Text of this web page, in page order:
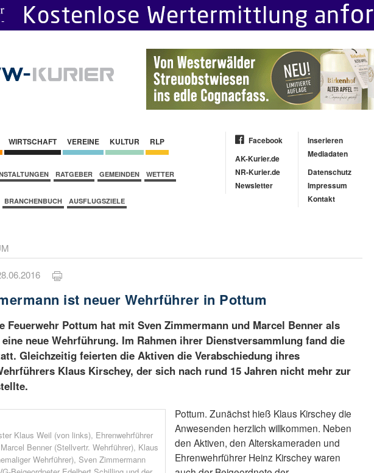
WIRTSCHAFT VEREINE KULTUR RLP
RATGEBER GEMEINDEN WETTER
BRANCHENBUCH AUSFLUGSZIELE
Facebook
AK-Kurier.de
NR-Kurier.de
Newsletter
Inserieren
Mediadaten
Datenschutz
Impressum
Kontakt
ist neuer Wehrführer in Pottum
Feuerwehr Pottum hat mit Sven Zimmermann und Marcel Benner als
neue Wehrführung. Im Rahmen ihrer Dienstversammlung fand die
Gleichzeitig feierten die Aktiven die Verabschiedung ihres
Klaus Kirschey, der sich nach rund 15 Jahren nicht mehr zur
Klaus Weil (von links), Ehrenwehrführer
Benner (Stellvertr. Wehrführer), Klaus
Wehrführer), Sven Zimmermann
Pottum. Zunächst hieß Klaus Kirschey die
Anwesenden herzlich willkommen. Neben
den Aktiven, den Alterskameraden und
Ehrenwehrführer Heinz Kirschey waren